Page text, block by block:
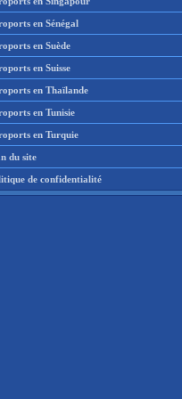
en Sénégal
en Suède
en Suisse
en Thaïlande
en Tunisie
en Turquie
du site
de confidentialité